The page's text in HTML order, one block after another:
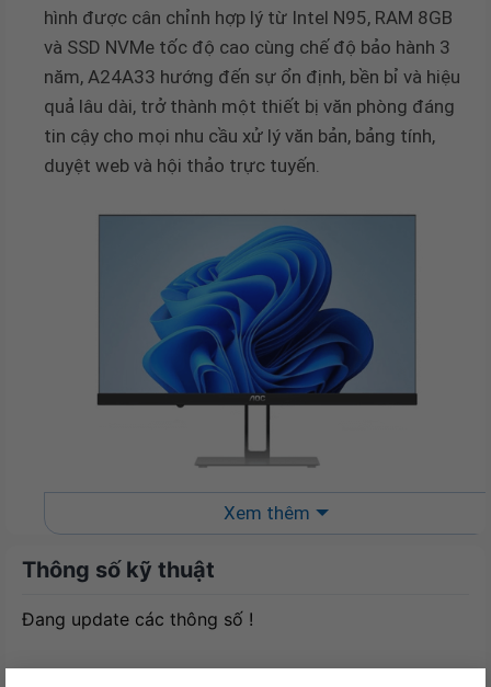
hình được cân chỉnh hợp lý từ Intel N95, RAM 8GB
và SSD NVMe tốc độ cao cùng chế độ bảo hành 3
năm, A24A33 hướng đến sự ổn định, bền bỉ và hiệu
quả lâu dài, trở thành một thiết bị văn phòng đáng
tin cậy cho mọi nhu cầu xử lý văn bản, bảng tính,
duyệt web và hội thảo trực tuyến.
Hiệu Năng Ổn Định & Lưu Trữ Nhanh:
đối giữa bộ vi xử lý Intel N95 tiết kiệm điện và bộ
Xem thêm
Thông số kỹ thuật
Đang update các thông số !